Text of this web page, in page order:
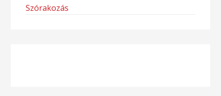
Szórakozás